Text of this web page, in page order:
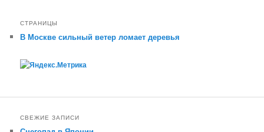
СТРАНИЦЫ
В Москве сильный ветер ломает деревья
СВЕЖИЕ ЗАПИСИ